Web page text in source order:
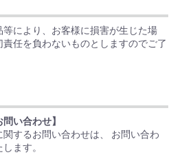
により、お客様に損害が生じた場
任を負わないものとしますのでご了
い合わせ】
するお問い合わせは、 お問い合わ
ます。